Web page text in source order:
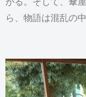
ら、物語は混乱の